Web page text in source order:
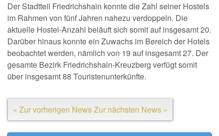
Der Stadtteil Friedrichshain konnte die Zahl seiner Hostels
im Rahmen von fünf Jahren nahezu verdoppeln. Die
aktuelle Hostel-Anzahl beläuft sich somit auf insgesamt 20.
Darüber hinaus konnte ein Zuwachs im Bereich der Hotels
beobachtet werden, nämlich von 19 auf insgesamt 27. Der
gesamte Bezirk Friedrichshain-Kreuzberg verfügt somit
über insgesamt 88 Touristenunterkünfte.
« Zur vorherigen NewsZur nächsten News »